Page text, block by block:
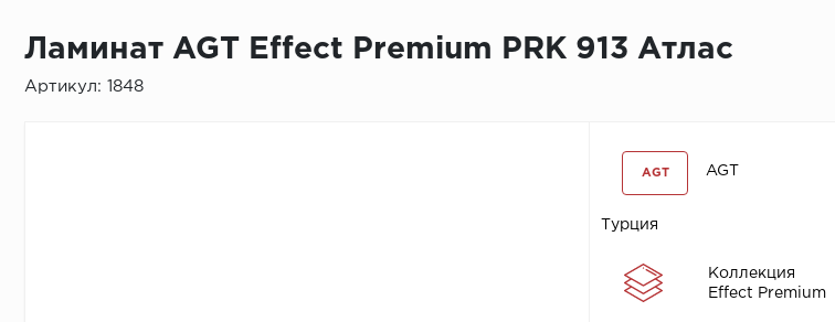
Ламинат AGT Effect Premium PRK 913 Атлас
Артикул: 1848
AGT AGT
Турция
Коллекция
Effect Premium